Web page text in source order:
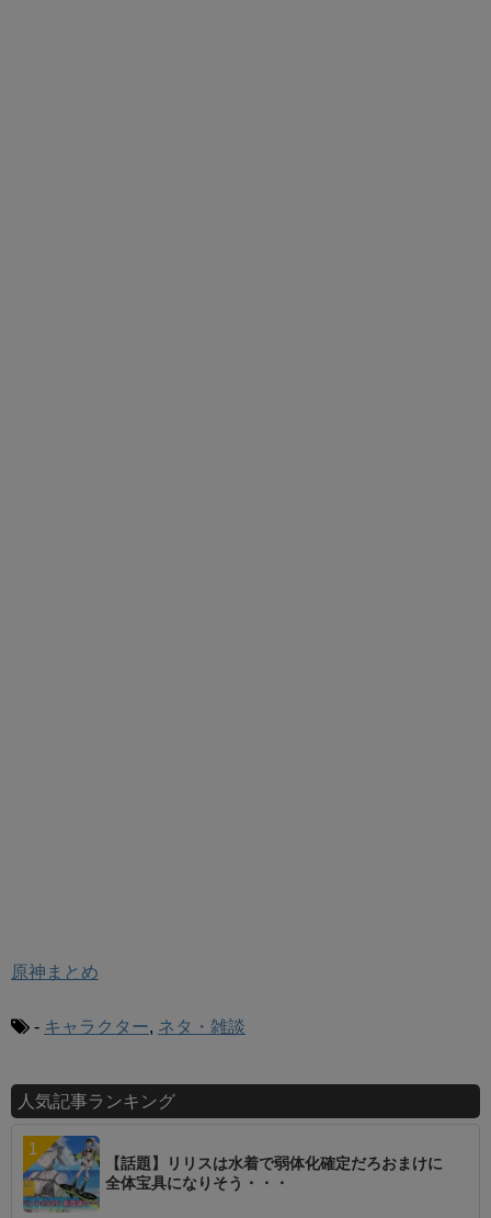
原神まとめ
- キャラクター, ネタ・雑談
人気記事ランキング
【話題】リリスは水着で弱体化確定だろおまけに
全体宝具になりそう・・・